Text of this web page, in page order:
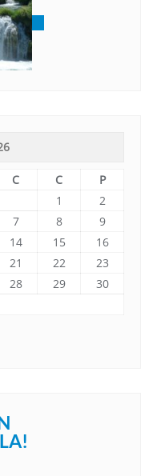
C C
P
1
2
7 8
9
14 15
16
21 22
23
28 29
30